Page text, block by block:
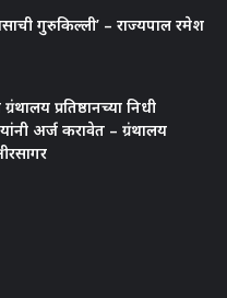
गुरुकिल्ली’ – राज्यपाल रमेश
प्रतिष्ठानच्या निधी
अर्ज करावेत – ग्रंथालय